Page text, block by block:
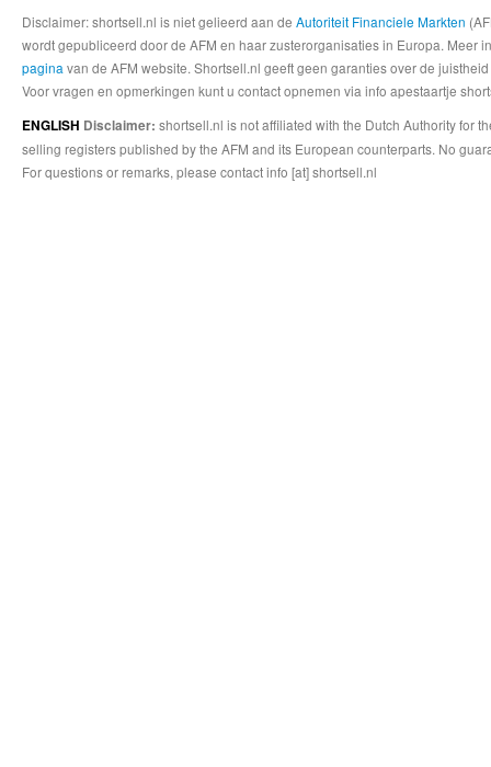
Disclaimer: shortsell.nl is niet gelieerd aan de Autoriteit Financiele Markten
wordt gepubliceerd door de AFM en haar zusterorganisaties in Europa.
pagina van de AFM website. Shortsell.nl geeft geen garanties over de
Voor vragen en opmerkingen kunt u contact opnemen via info apestaartje
ENGLISH Disclaimer: shortsell.nl is not affiliated with the Dutch Authority for
selling registers published by the AFM and its European counterparts. No
For questions or remarks, please contact info [at] shortsell.nl